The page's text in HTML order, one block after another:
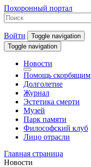
Похоронный портал
Войти
Toggle navigation
Toggle navigation
Новости
Помощь скорбящим
Долголетие
Журнал
Эстетика смерти
Музей
Парк памяти
Философский клуб
Лицо отрасли
Главная страница
Новости